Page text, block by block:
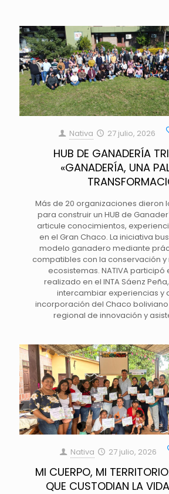
Nativa 27 julio, 2026
HUB DE GANADERÍA
«GANADERÍA, UNA
Más de 20 organizaciones dieron
para construir un HUB de
articule conocimientos,
en el Gran Chaco. La iniciativa
modelo ganadero mediante
compatibles con la conservación
ecosistemas. NATIVA participó
realizado en el INTA Sáenz
intercambiar experiencias y
incorporación del Chaco
regional de innovación y
Nativa 27 julio, 2026
MI CUERPO, MI
QUE CUSTODIAN LA